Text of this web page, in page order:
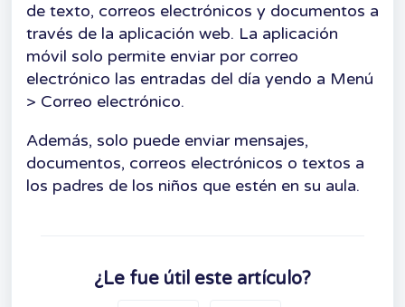
de texto, correos electrónicos y documentos a
través de la aplicación web. La aplicación
móvil solo permite enviar por correo
electrónico las entradas del día yendo a Menú
> Correo electrónico.
Además, solo puede enviar mensajes,
documentos, correos electrónicos o textos a
los padres de los niños que estén en su aula.
¿Le fue útil este artículo?